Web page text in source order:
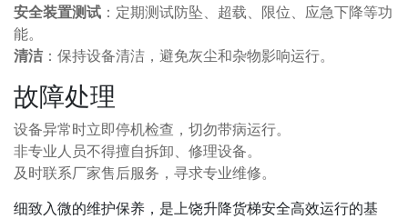
安全装置测试 ：定期测试防坠、超载、限位、应急下降等功
能。
清洁 ：保持设备清洁，避免灰尘和杂物影响运行。
故障处理
设备异常时立即停机检查，切勿带病运行。
非专业人员不得擅自拆卸、修理设备。
及时联系厂家售后服务，寻求专业维修。
细致入微的维护保养，是上饶升降货梯安全高效运行的基